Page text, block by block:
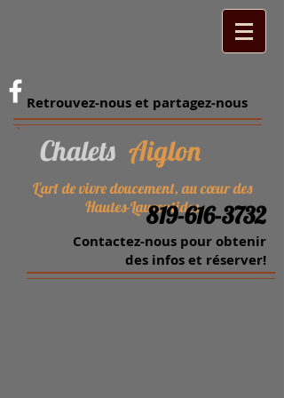
Retrouvez-nous et partagez-nous
Chalets Aiglon
L'art de vivre doucement, au cœur des
Hautes-Laurentides819-616-3732
Contactez-nous pour obtenir
des infos et réserver!